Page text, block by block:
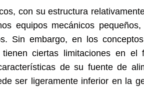
con su estructura
equipos mecánicos
Sin embargo, en los
tienen ciertas limitaciones en
de su fuente de
ser ligeramente inferior en la